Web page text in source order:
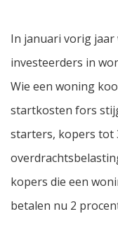
In januari vorig
investeerders in
Wie een woning
startkosten fors
starters, kopers tot
kopers die een
betalen nu 2